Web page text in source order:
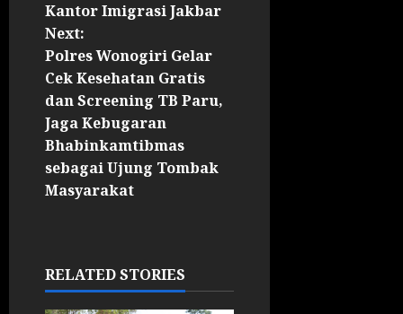
Kantor Imigrasi Jakbar
Next:
Polres Wonogiri Gelar
Cek Kesehatan Gratis
dan Screening TB Paru,
Jaga Kebugaran
Bhabinkamtibmas
sebagai Ujung Tombak
Masyarakat
RELATED STORIES